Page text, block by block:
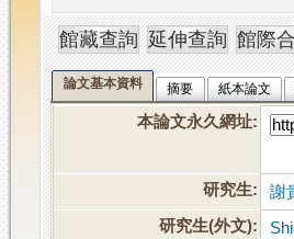
論文基本資料 摘要 紙本論文
本論文永久網址:
研究生:
謝
研究生(外文):